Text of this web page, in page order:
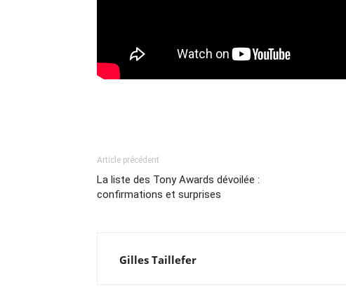
Article précédent
La liste des Tony Awards dévoilée :
confirmations et surprises
Gilles Taillefer